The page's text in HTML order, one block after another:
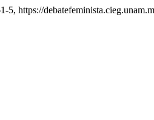
5, https://